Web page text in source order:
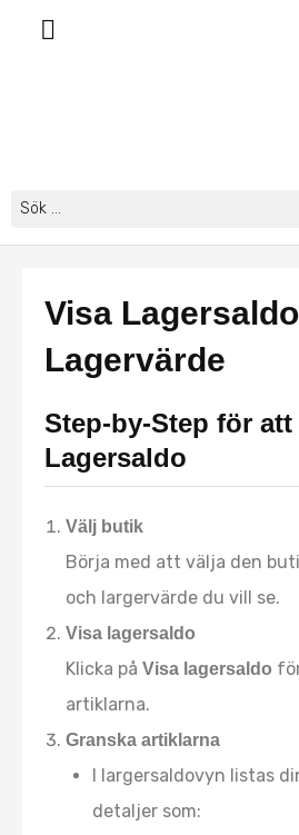
Search
Visa
Lagervärde
Step-by-Step för att
Lagersaldo
Välj butik
Börja med att välja den
och largervärde du vill se.
Visa lagersaldo
Klicka påVisa lagersaldo
artiklarna.
Granska artiklarna
I largersaldovyn listas
detaljer som: